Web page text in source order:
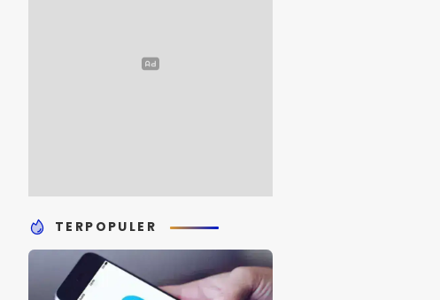
TERPOPULER